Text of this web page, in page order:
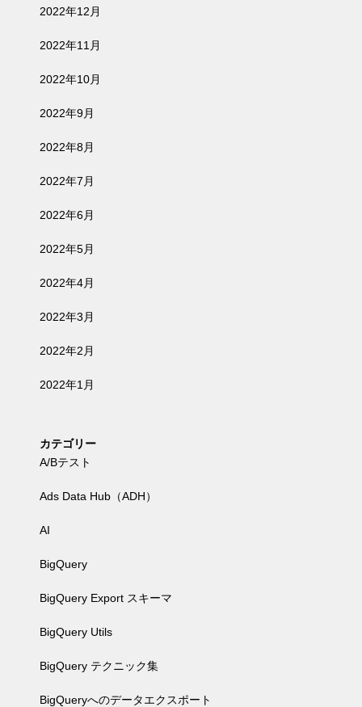
2022年12月
2022年11月
2022年10月
2022年9月
2022年8月
2022年7月
2022年6月
2022年5月
2022年4月
2022年3月
2022年2月
2022年1月
カテゴリー
A/Bテスト
Ads Data Hub（ADH）
AI
BigQuery
BigQuery Export スキーマ
BigQuery Utils
BigQuery テクニック集
BigQueryへのデータエクスポート